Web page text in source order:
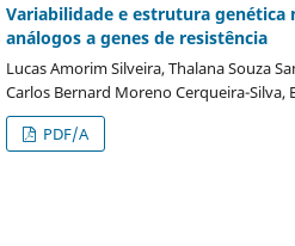
Variabilidade e estrutura genética
análogos a genes de resistência
Lucas Amorim Silveira, Thalana Souza
Carlos Bernard Moreno Cerqueira-Silva,
PDF/A